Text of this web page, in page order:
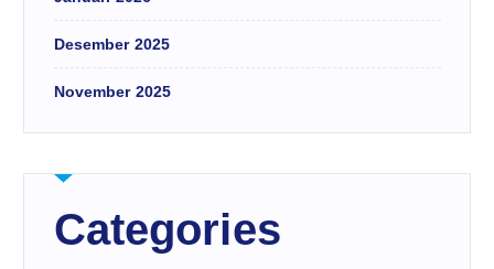
Desember 2025
November 2025
Categories